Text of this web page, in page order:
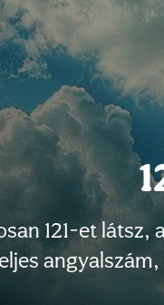
121-et látsz,